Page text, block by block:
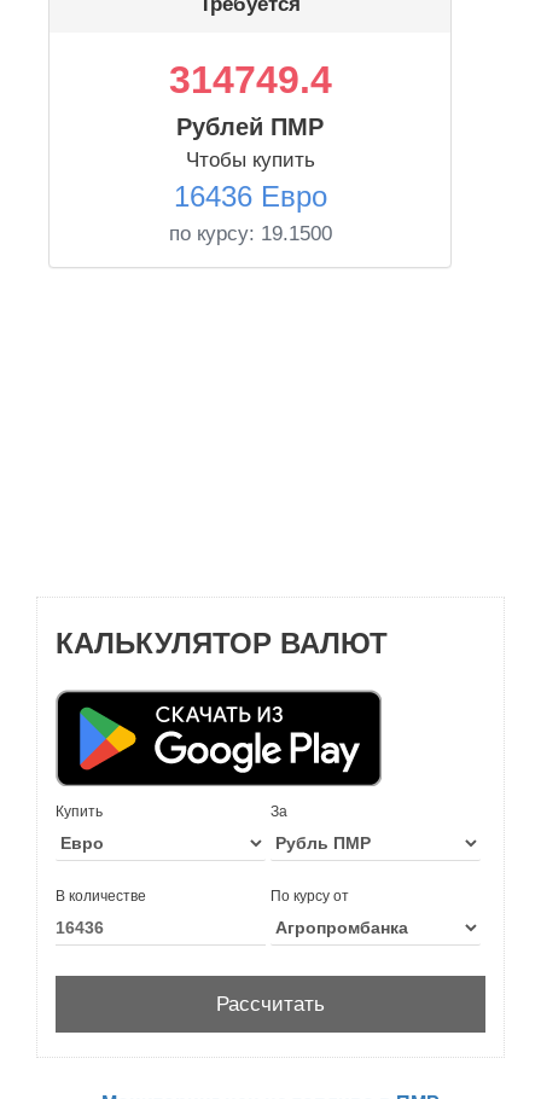
314749.4
Рублей ПМР
Чтобы купить
16436 Евро
по курсу: 19.1500
КАЛЬКУЛЯТОР ВАЛЮТ
Купить За
В количестве По курсу от